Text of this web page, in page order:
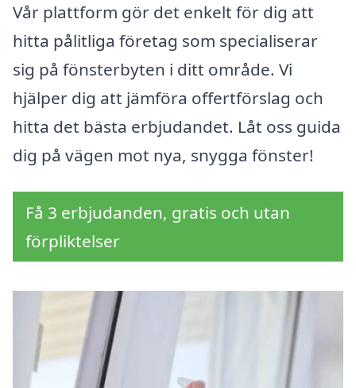
Vår plattform gör det enkelt för dig att
hitta pålitliga företag som specialiserar
sig på fönsterbyten i ditt område. Vi
hjälper dig att jämföra offertförslag och
hitta det bästa erbjudandet. Låt oss guida
dig på vägen mot nya, snygga fönster!
Få 3 erbjudanden, gratis och utan
förpliktelser